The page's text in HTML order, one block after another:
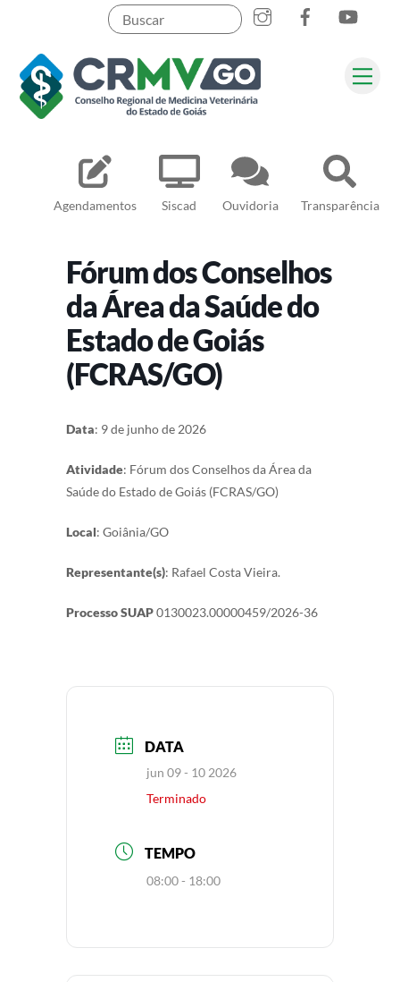
content
Agendamentos Siscad Ouvidoria Transparência
Pesquisar
Fórum dos Conselhos
da Área da Saúde do
Estado de Goiás
(FCRAS/GO)
Data: 9 de junho de 2026
Atividade: Fórum dos Conselhos da Área da
Saúde do Estado de Goiás (FCRAS/GO)
Local: Goiânia/GO
Representante(s): Rafael Costa Vieira.
Processo SUAP0130023.00000459/2026-36
DATA
jun 09 - 10 2026
Terminado
TEMPO
08:00 - 18:00